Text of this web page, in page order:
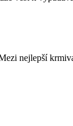
nejlepší